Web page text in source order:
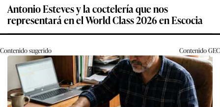
Antonio Esteves y la coctelería que nos
representará en el World Class 2026 en Escocia
Contenido sugerido ContenidoGEC